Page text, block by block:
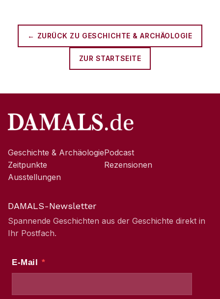
← ZURÜCK ZU GESCHICHTE & ARCHÄOLOGIE
ZUR STARTSEITE
Geschichte & Archäologie
Zeitpunkte
Ausstellungen
Podcast
Rezensionen
DAMALS-Newsletter
Spannende Geschichten aus der Geschichte direkt in
Ihr Postfach.